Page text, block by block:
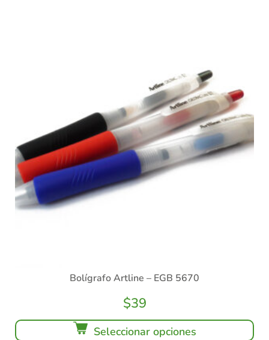
Bolígrafo Artline – EGB 5670
$39
Seleccionar opciones